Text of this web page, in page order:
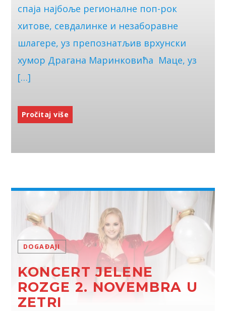
спаја најбоље регионалне поп-рок
хитове, севдалинке и незаборавне
шлагере, уз препознатљив врхунски
хумор Драгана Маринковића Маце, уз
[…]
Pročitaj više
DOGAĐAJI
KONCERT JELENE
ROZGE 2. NOVEMBRA U
ZETRI